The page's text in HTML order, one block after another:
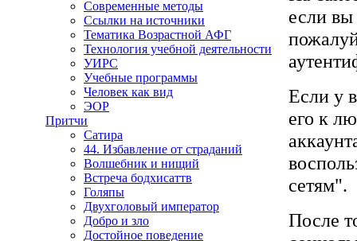
Современные методы
Ссылки на источники
Тематика Возрастной АФГ
Технология учебной деятельности
УИРС
Учебные программы
Человек как вид
ЭОР
Притчи
Сатира
44. Избавление от страданий
Волшебник и нищий
Встреча бодхисаттв
Голяпы
Двухголовый император
Добро и зло
Достойное поведение
если вы
Если у
его к
сетям".
После